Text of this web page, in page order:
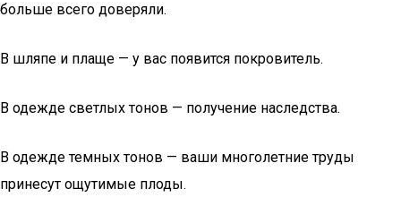
больше всего доверяли.
В шляпе и плаще — у вас появится покровитель.
В одежде светлых тонов — получение наследства.
В одежде темных тонов — ваши многолетние труды
принесут ощутимые плоды.